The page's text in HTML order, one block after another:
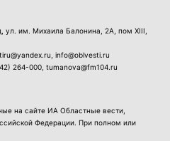
ул. им. Михаила Балонина, 2А, пом XIII,
info@oblvesti.ru
264-000 , tumanova@fm104.ru
на сайте ИА Областные вести,
Федерации. При полном или